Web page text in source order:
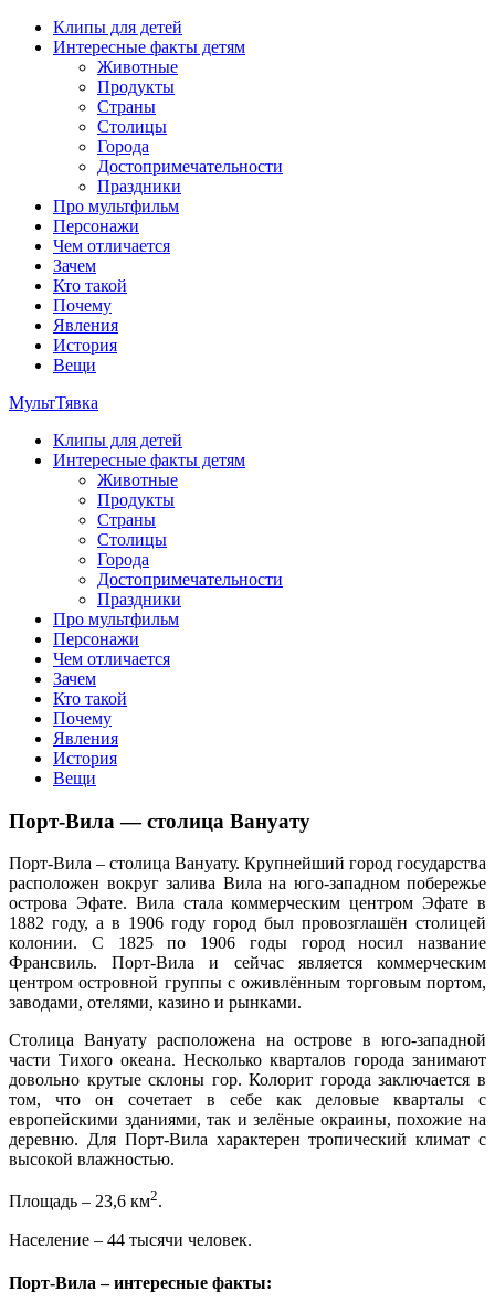
Перейти
содержимому
Клипы для детей
Интересные факты детям
Животные
Продукты
Страны
Столицы
Города
Достопримечательности
Праздники
Про мультфильм
Персонажи
Чем отличается
Зачем
Кто такой
Почему
Явления
История
Вещи
МультТявка
интересные факты про страны, столицы и города, клипы из
мультфильмов, мульт-клипы, песни из мультиков, детские
клипы, интересные факты о мультфильмах и про персонажей
мультфильмов
Клипы для детей
Интересные факты детям
Животные
Продукты
Страны
Столицы
Города
Достопримечательности
Праздники
Про мультфильм
Персонажи
Чем отличается
Зачем
Кто такой
Почему
Явления
История
Вещи
Порт-Вила — столица Вануату
Порт-Вила – столица Вануату. Крупнейший город государства
расположен вокруг залива Вила на юго-западном побережье
острова Эфате. Вила стала коммерческим центром Эфате в
1882 году, а в 1906 году город был провозглашён столицей
колонии. С 1825 по 1906 годы город носил название
Франсвиль. Порт-Вила и сейчас является коммерческим
центром островной группы с оживлённым торговым портом,
заводами, отелями, казино и рынками.
Столица Вануату расположена на острове в юго-западной
части Тихого океана. Несколько кварталов города занимают
довольно крутые склоны гор. Колорит города заключается в
том, что он сочетает в себе как деловые кварталы с
европейскими зданиями, так и зелёные окраины, похожие на
деревню. Для Порт-Вила характерен тропический климат с
высокой влажностью.
Площадь – 23,6 км2.
Население – 44 тысячи человек.
Порт-Вила – интересные факты: